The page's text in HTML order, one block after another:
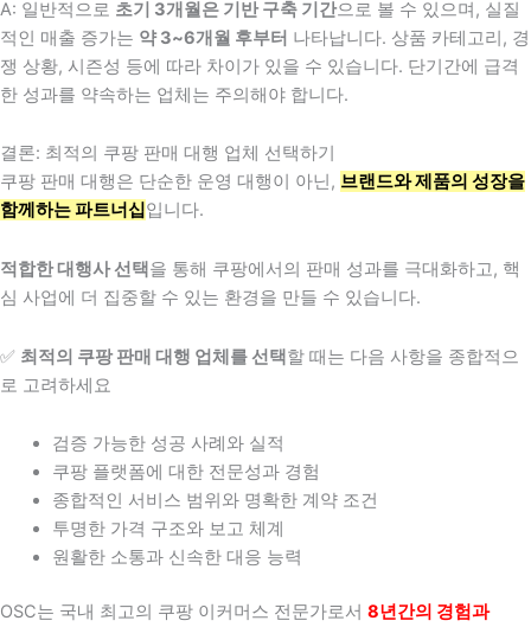
A: 일반적으로 초기 3개월은 기반 구축 기간으로 볼 수 있으며, 실질
적인 매출 증가는 약 3~6개월 후부터 나타납니다. 상품 카테고리, 경
쟁 상황, 시즌성 등에 따라 차이가 있을 수 있습니다. 단기간에 급격
한 성과를 약속하는 업체는 주의해야 합니다.
결론: 최적의 쿠팡 판매 대행 업체 선택하기
쿠팡 판매 대행은 단순한 운영 대행이 아닌, 브랜드와 제품의 성장을
함께하는 파트너십입니다.
적합한 대행사 선택 을 통해 쿠팡에서의 판매 성과를 극대화하고, 핵
심 사업에 더 집중할 수 있는 환경을 만들 수 있습니다.
✅ 최적의 쿠팡 판매 대행 업체를 선택 할 때는 다음 사항을 종합적으
로 고려하세요
검증 가능한 성공 사례와 실적
쿠팡 플랫폼에 대한 전문성과 경험
종합적인 서비스 범위와 명확한 계약 조건
투명한 가격 구조와 보고 체계
원활한 소통과 신속한 대응 능력
OSC는 국내 최고의 쿠팡 이커머스 전문가로서 8년간의 경험과